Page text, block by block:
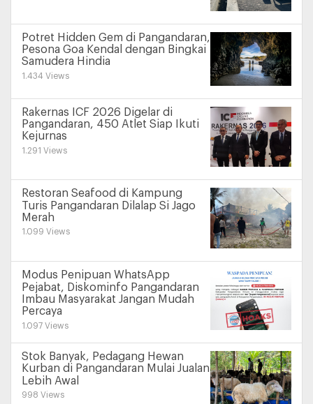
Potret Hidden Gem di Pangandaran,
Pesona Goa Kendal dengan Bingkai
Samudera Hindia
1.434 Views
Rakernas ICF 2026 Digelar di
Pangandaran, 450 Atlet Siap Ikuti
Kejurnas
1.291 Views
Restoran Seafood di Kampung
Turis Pangandaran Dilalap Si Jago
Merah
1.099 Views
Modus Penipuan WhatsApp
Pejabat, Diskominfo Pangandaran
Imbau Masyarakat Jangan Mudah
Percaya
1.097 Views
Stok Banyak, Pedagang Hewan
Kurban di Pangandaran Mulai Jualan
Lebih Awal
998 Views